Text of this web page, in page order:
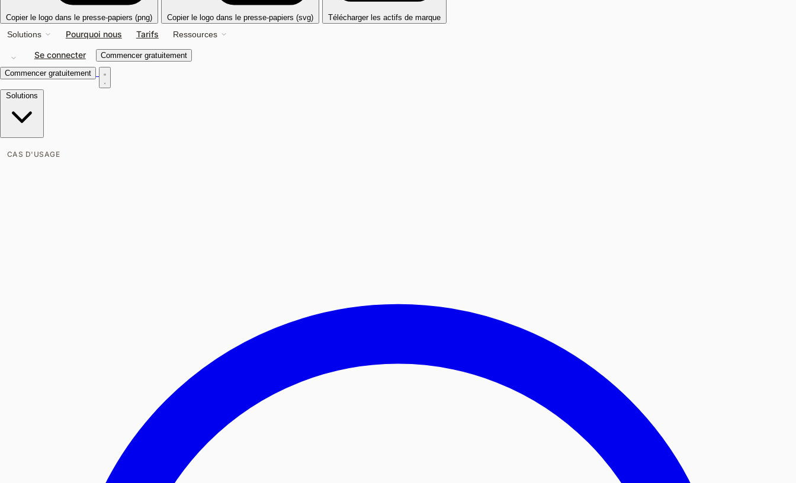
Copier le logo dans le presse-papiers (png) Copier le logo dans le presse-papiers (svg) Télécharger les actifs de marque
Solutions Pourquoi nous Tarifs Ressources
Se connecter
Commencer gratuitement
Commencer gratuitement
Solutions
CAS D'USAGE